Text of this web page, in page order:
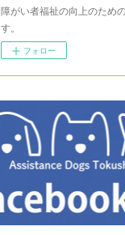
障がい者福祉の向上のため
す。
フォロー